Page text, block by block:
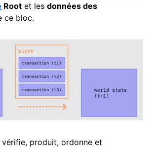
Root et les données des
ce bloc.
produit, ordonne et